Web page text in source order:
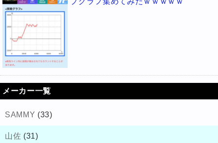
メーカー一覧
SAMMY (33)
山佐 (31)